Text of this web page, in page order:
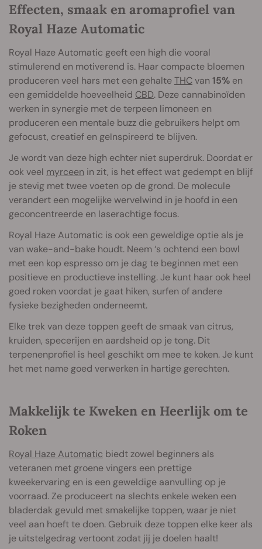
Effecten, smaak en aromaprofiel van
Royal Haze Automatic
Royal Haze Automatic geeft een high die vooral
stimulerend en motiverend is. Haar compacte bloemen
produceren veel hars met een gehalteTHCvan 15% en
een gemiddelde hoeveelheid CBD. Deze cannabinoïden
werken in synergie met de terpeen limoneen en
produceren een mentale buzz die gebruikers helpt om
gefocust, creatief en geïnspireerd te blijven.
Je wordt van deze high echter niet superdruk. Doordat er
ook veel myrceen in zit, is het effect wat gedempt en blijf
je stevig met twee voeten op de grond. De molecule
verandert een mogelijke wervelwind in je hoofd in een
geconcentreerde en laserachtige focus.
Royal Haze Automatic is ook een geweldige optie als je
van wake-and-bake houdt. Neem ‘s ochtend een bowl
met een kop espresso om je dag te beginnen met een
positieve en productieve instelling. Je kunt haar ook heel
goed roken voordat je gaat hiken, surfen of andere
fysieke bezigheden onderneemt.
Elke trek van deze toppen geeft de smaak van citrus,
kruiden, specerijen en aardsheid op je tong. Dit
terpenenprofiel is heel geschikt om mee te koken. Je kunt
het met name goed verwerken in hartige gerechten.
Makkelijk te Kweken en Heerlijk om te
Roken
Royal Haze Automatic biedt zowel beginners als
veteranen met groene vingers een prettige
kweekervaring en is een geweldige aanvulling op je
voorraad. Ze produceert na slechts enkele weken een
bladerdak gevuld met smakelijke toppen, waar je niet
veel aan hoeft te doen. Gebruik deze toppen elke keer als
je uitstelgedrag vertoont zodat jij je doelen haalt!